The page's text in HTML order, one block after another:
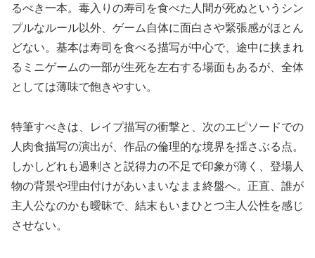
るべき一本。毒入りの寿司を食べた人間が死ぬというシン
プルなルール以外、ゲーム自体に面白さや緊張感がほとん
どない。基本は寿司を食べる描写が中心で、途中に挟まれ
るミニゲームの一部が生死を左右する場面もあるが、全体
としては薄味で飽きやすい。
特筆すべきは、レイプ描写の衝撃と、次のエピソードでの
人肉食描写の演出が、作品の倫理的な境界を揺さぶる点。
しかしどれも過剰さと説得力の不足で印象が薄く、登場人
物の背景や理由付けがあいまいなまま終盤へ。正直、誰が
主人公なのかも曖昧で、結末もいまひとつ主人公性を感じ
させない。